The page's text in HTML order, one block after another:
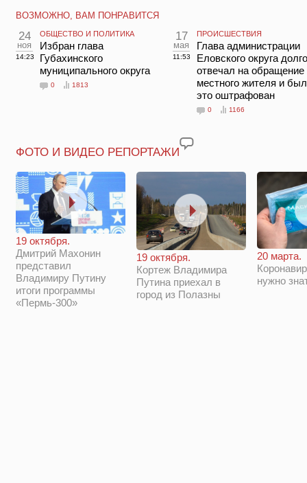
ВОЗМОЖНО, ВАМ ПОНРАВИТСЯ
24
ноя
14:23
ОБЩЕСТВО И ПОЛИТИКА
Избран глава
Губахинского
муниципального округа
0 1813
17
мая
11:53
ПРОИСШЕСТВИЯ
Глава администрации
Еловского округа долго
отвечал на обращение
местного жителя и
это оштрафован
0 1166
ФОТО И ВИДЕО РЕПОРТАЖИ
19 октября.
Дмитрий Махонин
представил
Владимиру Путину
итоги программы
«Пермь-300»
19 октября.
Кортеж Владимира
Путина приехал в
город из Полазны
20 марта.
нужно